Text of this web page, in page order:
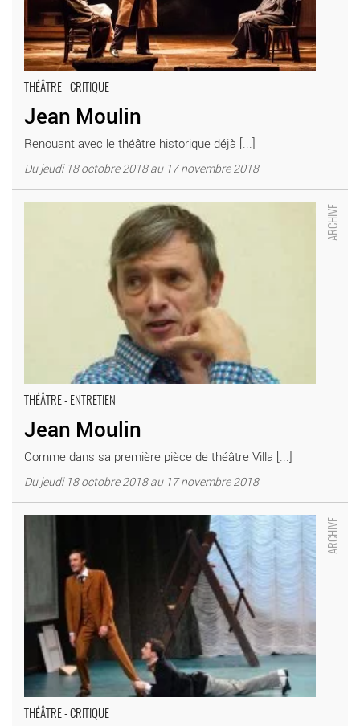
THÉÂTRE - CRITIQUE
Jean Moulin
Renouant avec le théâtre historique déjà [...]
Du jeudi 18 octobre 2018 au 17 novembre 2018
THÉÂTRE - ENTRETIEN
Jean Moulin
Comme dans sa première pièce de théâtre Villa [...]
Du jeudi 18 octobre 2018 au 17 novembre 2018
Jean Moulin - Critique sortie Théâtre Paris Théâtre Déjazet
THÉÂTRE - CRITIQUE
L’Importance d’être sérieux - Critique sortie Théâtre Boulogne-